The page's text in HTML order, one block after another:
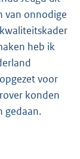
van onnodige
heb ik
voor
konden
gedaan.